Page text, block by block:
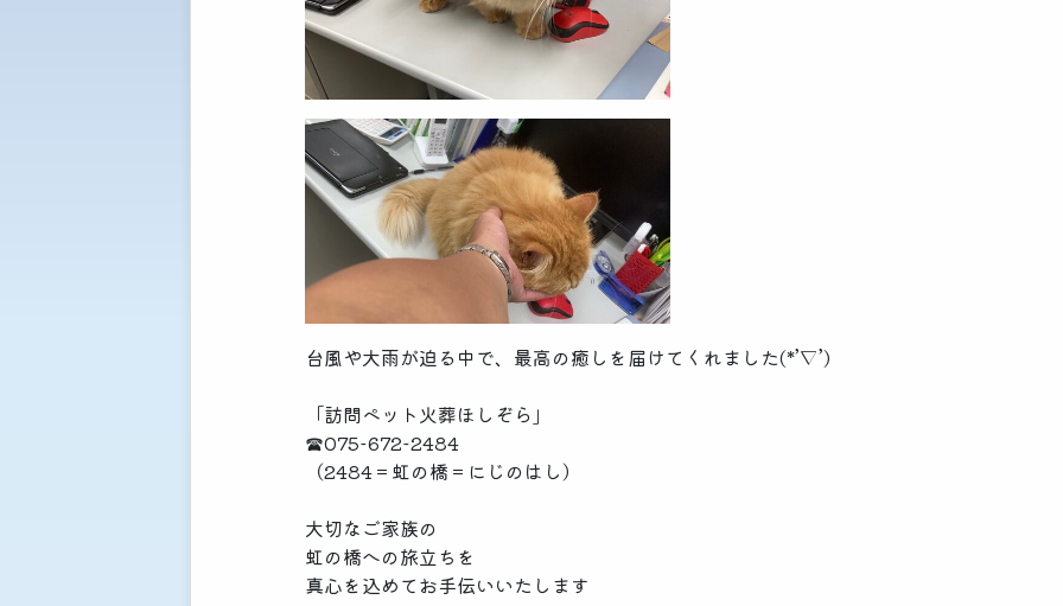
台風や大雨が迫る中で、最高の癒しを届けてくれました(*’▽’)
「訪問ペット火葬ほしぞら」
☎075-672-2484
（2484＝虹の橋＝にじのはし）
大切なご家族の
虹の橋への旅立ちを
真心を込めてお手伝いいたします